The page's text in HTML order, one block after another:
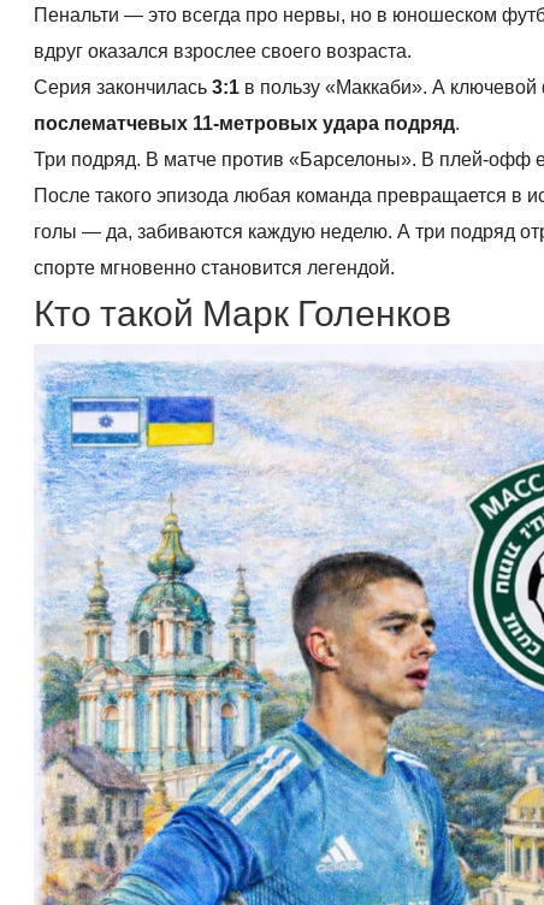
Пенальти — это всегда про нервы, но в юношеском
вдруг оказался взрослее своего возраста.
Серия закончилась3:1 в пользу «Маккаби». А ключевой
послематчевых 11-метровых удара подряд.
Три подряд. В матче против «Барселоны». В плей-офф
После такого эпизода любая команда превращается в
голы — да, забиваются каждую неделю. А три подряд
спорте мгновенно становится легендой.
Кто такой Марк Голенков